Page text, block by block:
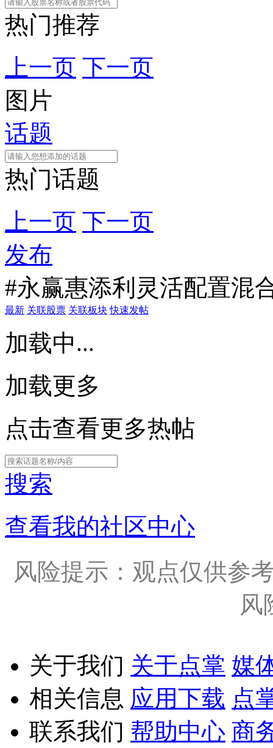
热门推荐
上一页 下一页
图片
话题
热门话题
上一页 下一页
发布
#永赢惠添利灵活配置混
最新 关联股票 关联板块 快速发帖
加载中...
加载更多
点击查看更多热帖
搜索
查看我的社区中心
风险提示：观点仅供参
风
关于我们 关于点掌 媒
相关信息 应用下载 点
联系我们 帮助中心 商